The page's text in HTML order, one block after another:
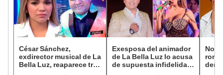
César Sánchez,
exdirector musical de La
Bella Luz, reaparece tras
Exesposa del animador
de La Bella Luz lo acusa
de supuesta infidelidad